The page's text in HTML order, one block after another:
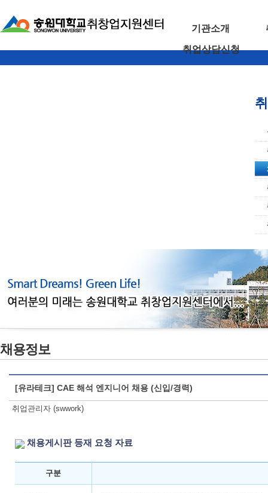
기관소개
취업상담신청
채용정보
[유라테크] CAE 해석 엔지니어 채용 (신입/경력)
취업관리자 (swwork)
채용게시판 등재 요청 자료
구분